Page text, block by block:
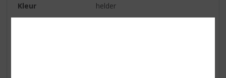
Kleur
helder